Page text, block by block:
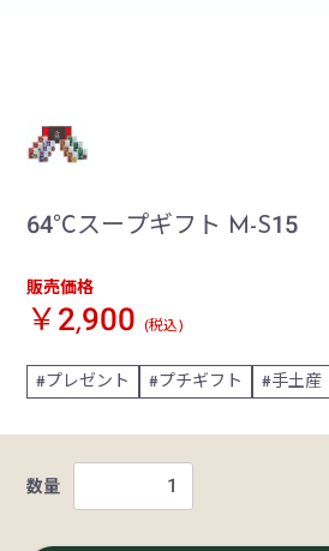
64℃スープギフト M-S15
販売価格
￥2,900 (税込)
プレゼント プチギフト 手土産
数量